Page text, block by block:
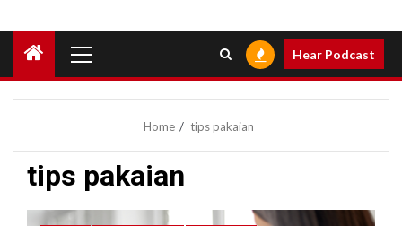
Menu
Hear Podcast
Home tips pakaian
tips pakaian